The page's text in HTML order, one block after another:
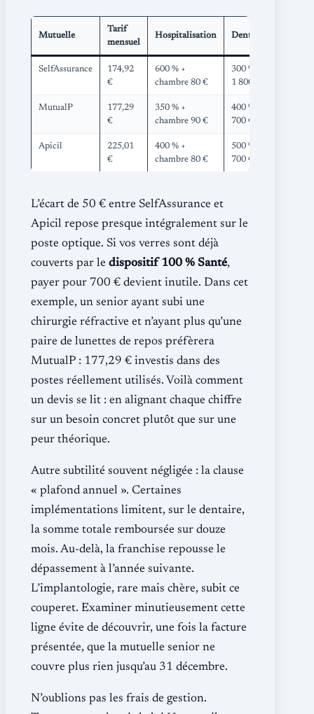
Mutuelle
Tarif
mensuel
Hospitalisation Dentaire
SelfAssurance
174,92
€
600 % +
chambre 80 €
300 % +
1 800 €
MutualP
177,29
€
350 % +
chambre 90 €
400 % +
700 €
Apicil
225,01
€
400 % +
chambre 80 €
500 % +
700 €
L’écart de 50 € entre SelfAssurance et
Apicil repose presque intégralement sur le
poste optique. Si vos verres sont déjà
couverts par le dispositif 100 % Santé,
payer pour 700 € devient inutile. Dans cet
exemple, un senior ayant subi une
chirurgie réfractive et n’ayant plus qu’une
paire de lunettes de repos préfèrera
MutualP : 177,29 € investis dans des
postes réellement utilisés. Voilà comment
un devis se lit : en alignant chaque chiffre
sur un besoin concret plutôt que sur une
peur théorique.
Autre subtilité souvent négligée : la clause
« plafond annuel ». Certaines
implémentations limitent, sur le dentaire,
la somme totale remboursée sur douze
mois. Au-delà, la franchise repousse le
dépassement à l’année suivante.
L’implantologie, rare mais chère, subit ce
couperet. Examiner minutieusement cette
ligne évite de découvrir, une fois la facture
présentée, que la mutuelle senior ne
couvre plus rien jusqu’au 31 décembre.
N’oublions pas les frais de gestion.